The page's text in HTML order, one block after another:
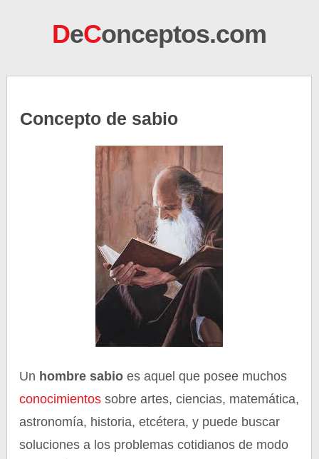
DeConceptos.com
Concepto de sabio
Un hombre sabio es aquel que posee muchos
conocimientos sobre artes, ciencias, matemática,
astronomía, historia, etcétera, y puede buscar
soluciones a los problemas cotidianos de modo